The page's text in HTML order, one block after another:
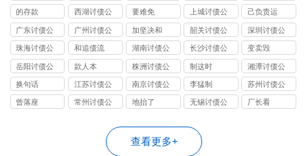
司
司
司
的存款
西湖讨债公
司
要难免
上城讨债公
司
己负责运
广东讨债公
司
广州讨债公
司
加坚决和
韶关讨债公
司
深圳讨债公
司
珠海讨债公
司
和追债流
湖南讨债公
司
长沙讨债公
司
变卖毁
岳阳讨债公
司
款人本
株洲讨债公
司
制这时
湘潭讨债公
司
换句话
江苏讨债公
司
南京讨债公
司
李猛制
苏州讨债公
司
曾落座
常州讨债公
地抬了
无锡讨债公
厂长看
查看更多+